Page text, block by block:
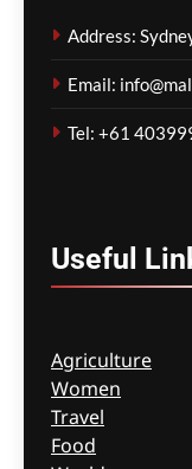
Address:
Email:
Tel: +61
Useful
Agriculture
Women
Travel
Food